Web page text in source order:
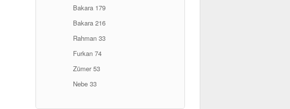
Bakara 179
Bakara 216
Rahman 33
Furkan 74
Zümer 53
Nebe 33